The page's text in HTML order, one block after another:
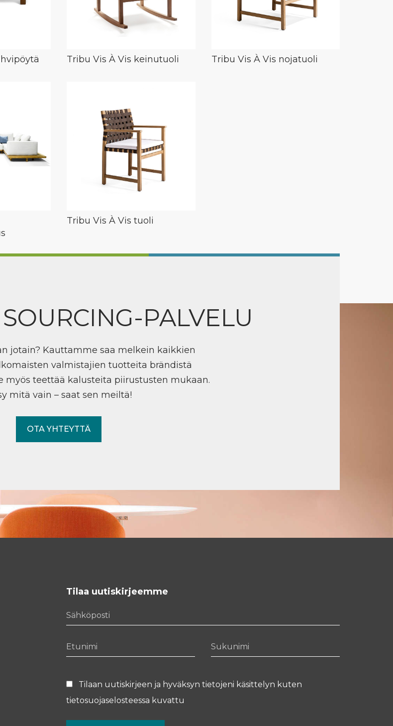
Tribu Vis À Vis keinutuoli Tribu Vis À Vis nojatuoli
Tribu Vis À Vis tuoli
PALVELU
jotain? Kauttamme saa melkein kaikkien
valmistajien tuotteita brändistä
myös teettää kalusteita piirustusten mukaan.
mitä vain – saat sen meiltä!
OTA YHTEYTTÄ
Tilaa uutiskirjeemme
Tilaan uutiskirjeen ja hyväksyn tietojeni käsittelyn kuten
tietosuojaselosteessa kuvattu